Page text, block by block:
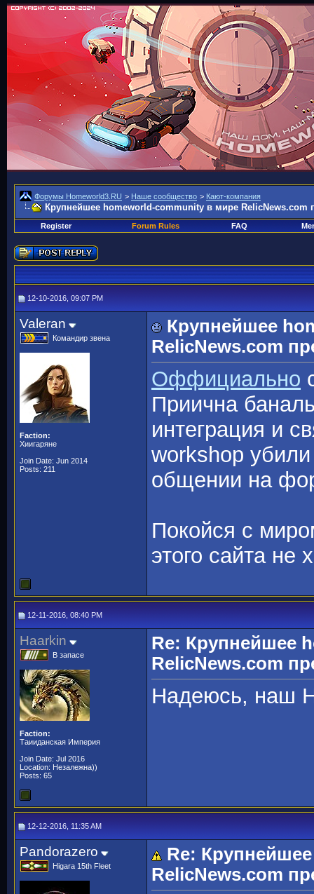
Форумы Homeworld3.RU > Наше сообщество > Кают-компания
Крупнейшее homeworld-community в мире RelicNews.com
Register Forum Rules FAQ
12-10-2016, 09:07 PM
Valeran
Командир звена
Faction:
Хиигаряне
Join Date: Jun 2014
Posts: 211
Крупнейшее
RelicNews.com
Оффициально
Приична
интеграция и
workshop
общении на
Покойся с
этого сайта не
12-11-2016, 08:40 PM
Haarkin
В запасе
Faction:
Таииданская Империя
Join Date: Jul 2016
Location: Незалежна))
Posts: 65
Re: Крупнейшее
RelicNews.com
Надеюсь, наш
12-12-2016, 11:35 AM
Pandorazero
Higara 15th Fleet
Re:
RelicNews.com